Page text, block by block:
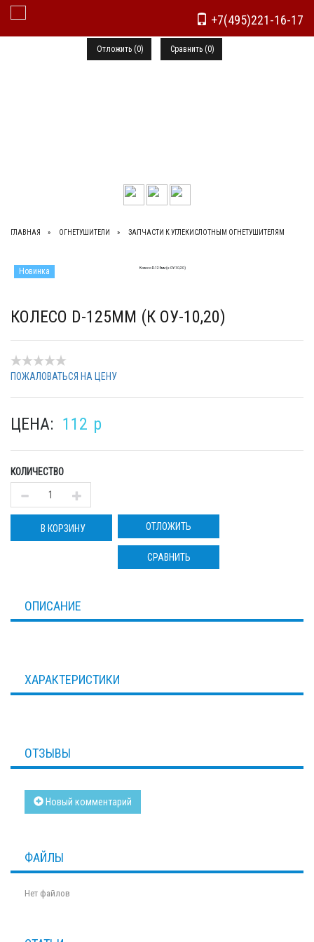
Отложить (0) Сравнить (0)
+7(495)221-16-17
Toggle Navigation
ГЛАВНАЯ ОГНЕТУШИТЕЛИ ЗАПЧАСТИ К УГЛЕКИСЛОТНЫМ ОГНЕТУШИТЕЛЯМ
Новинка
КОЛЕСО D-125ММ (К ОУ-10,20)
ПОЖАЛОВАТЬСЯ НА ЦЕНУ
ЦЕНА: 112 p
КОЛИЧЕСТВО
В КОРЗИНУ ОТЛОЖИТЬ
СРАВНИТЬ
ОПИСАНИЕ
ХАРАКТЕРИСТИКИ
ОТЗЫВЫ
Новый комментарий
ФАЙЛЫ
Нет файлов